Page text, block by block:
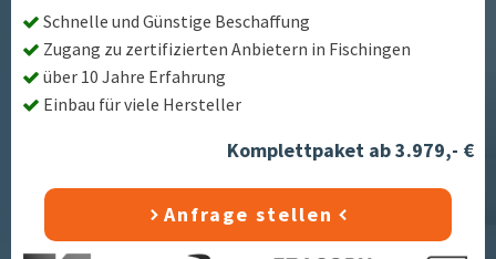
Schnelle und Günstige Beschaffung
Zugang zu zertifizierten Anbietern in Fischingen
über 10 Jahre Erfahrung
Einbau für viele Hersteller
Komplettpaket ab 3.979,- €
Anfrage stellen